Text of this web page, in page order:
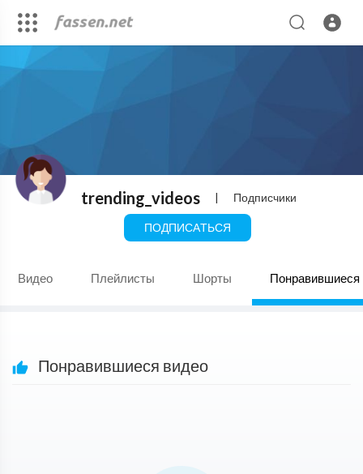
trending_videos | Подписчики
ПОДПИСАТЬСЯ
Видео Плейлисты Шорты Понравившиеся
Понравившиеся видео